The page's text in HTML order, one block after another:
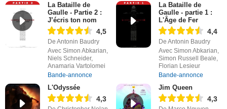
La Bataille de
Gaulle - Partie 2 :
J’écris ton nom
4,5
De Antonin Baudry
Avec Simon Abkarian,
Niels Schneider,
Anamaria Vartolomei
Bande-annonce
La Bataille de
Gaulle - partie 1 :
L'Âge de Fer
4,4
De Antonin Baudry
Avec Simon Abkarian,
Simon Russell Beale,
Florian Lesieur
Bande-annonce
L'Odyssée
4,3
Jim Queen
4,3